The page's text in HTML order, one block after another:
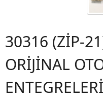
30316 (ZİP-
ORİJİNAL